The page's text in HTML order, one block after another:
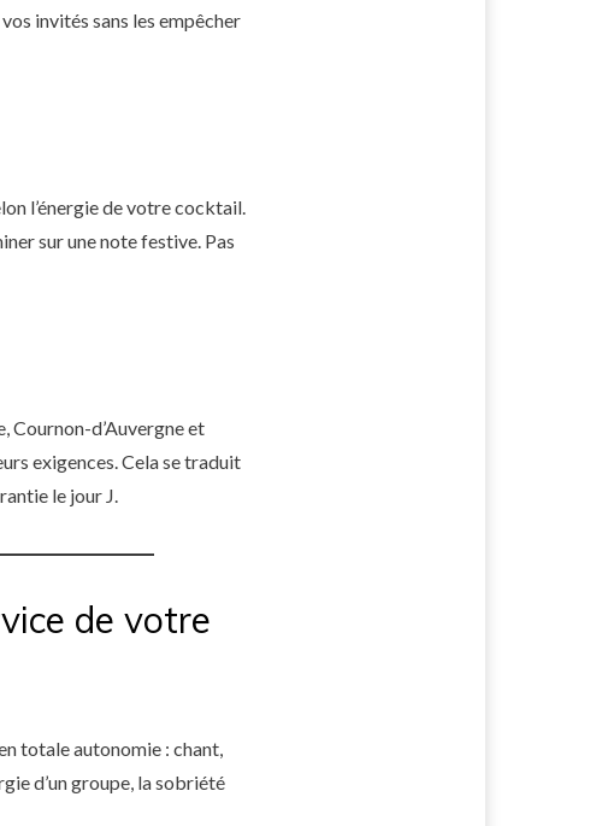
invités sans les empêcher
l’énergie de votre cocktail.
sur une note festive. Pas
Cournon-d’Auvergne et
exigences. Cela se traduit
le jour J.
de votre
totale autonomie : chant,
d’un groupe, la sobriété